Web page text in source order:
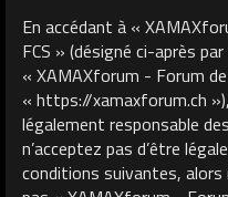
En accédant à «
FCS » (désigné ci-après
« XAMAXforum - Forum
« https://xamaxforum.ch
légalement responsable
n’acceptez pas d’être
conditions suivantes, alors